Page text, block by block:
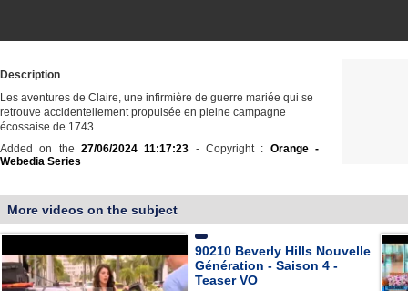
Description
Les aventures de Claire, une infirmière de guerre mariée qui se
retrouve accidentellement propulsée en pleine campagne
écossaise de 1743.
Added on the 27/06/2024 11:17:23 - Copyright : Orange -
Webedia Series
More videos on the subject
90210 Beverly Hills Nouvelle
Génération - Saison 4 -
Teaser VO